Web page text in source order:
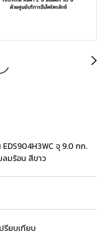
EDS904H3WC จุ 9.0 กก.
มร้อน สีขาว
รียบเทียบ